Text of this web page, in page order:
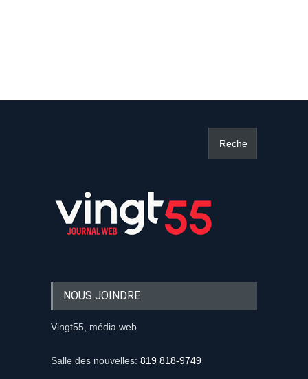
NOUS JOINDRE
Vingt55, média web
Salle des nouvelles: 819 818-9749